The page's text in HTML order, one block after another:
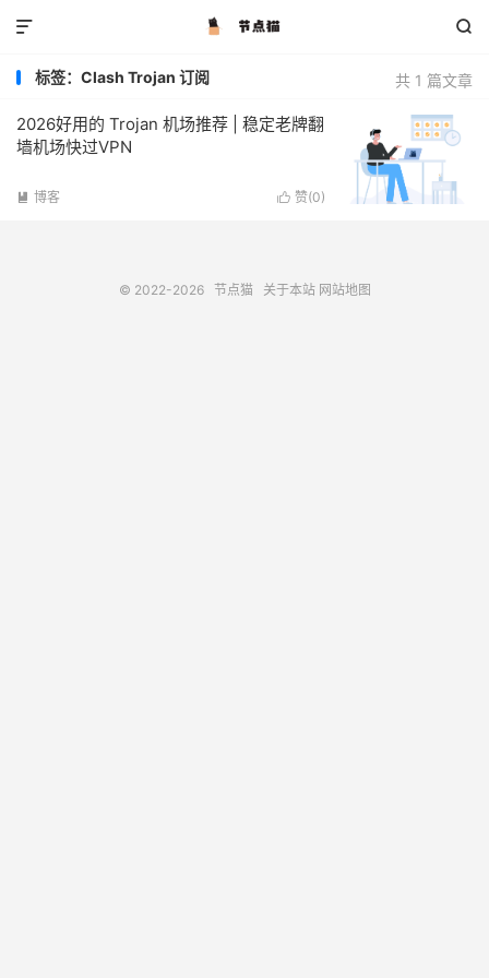


共 1 篇文章
标签：Clash Trojan 订阅
2026好用的 Trojan 机场推荐 | 稳定老牌翻
墙机场快过VPN
 赞(0)
 博客
© 2022-2026 节点猫 关于本站 网站地图